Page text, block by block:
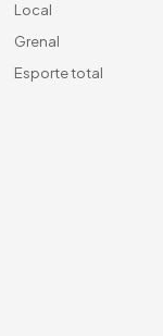
Local
Grenal
Esporte total